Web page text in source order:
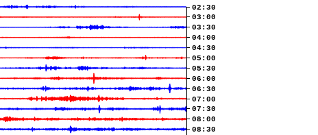
02:30
03:00
03:30
04:00
04:30
05:00
05:30
06:00
06:30
07:00
07:30
08:00
08:30